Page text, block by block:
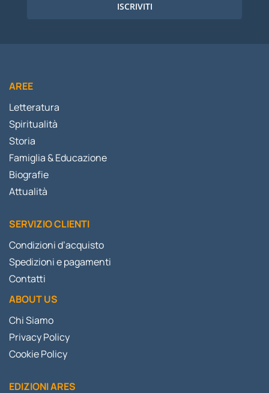
ISCRIVITI
AREE
Letteratura
Spiritualità
Storia
Famiglia & Educazione
Biografie
Attualità
SERVIZIO CLIENTI
Condizioni d’acquisto
Spedizioni e pagamenti
Contatti
ABOUT US
Chi Siamo
Privacy Policy
Cookie Policy
EDIZIONI ARES